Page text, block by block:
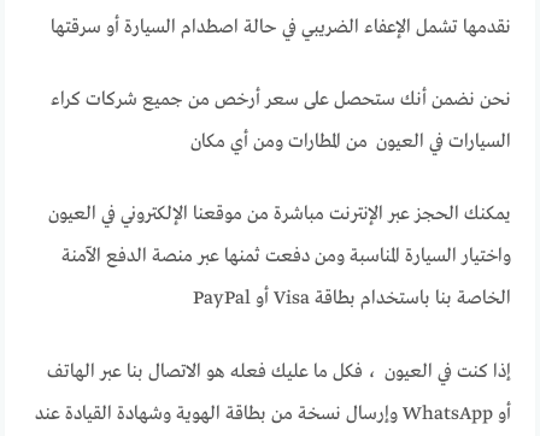
نقدمها تشمل الإعفاء الضريبي في حالة اصطدام السيارة أو سرقتها
نحن نضمن أنك ستحصل على سعر أرخص من جميع شركات كراء
السيارات في العيون من المطارات ومن أي مكان
يمكنك الحجز عبر الإنترنت مباشرة من موقعنا الإلكتروني في العيون
واختيار السيارة المناسبة ومن دفعت ثمنها عبر منصة الدفع الآمنة
الخاصة بنا باستخدام بطاقة Visa أو PayPal
إذا كنت في العيون ، فكل ما عليك فعله هو الاتصال بنا عبر الهاتف
أو WhatsApp وإرسال نسخة من بطاقة الهوية وشهادة القيادة عند